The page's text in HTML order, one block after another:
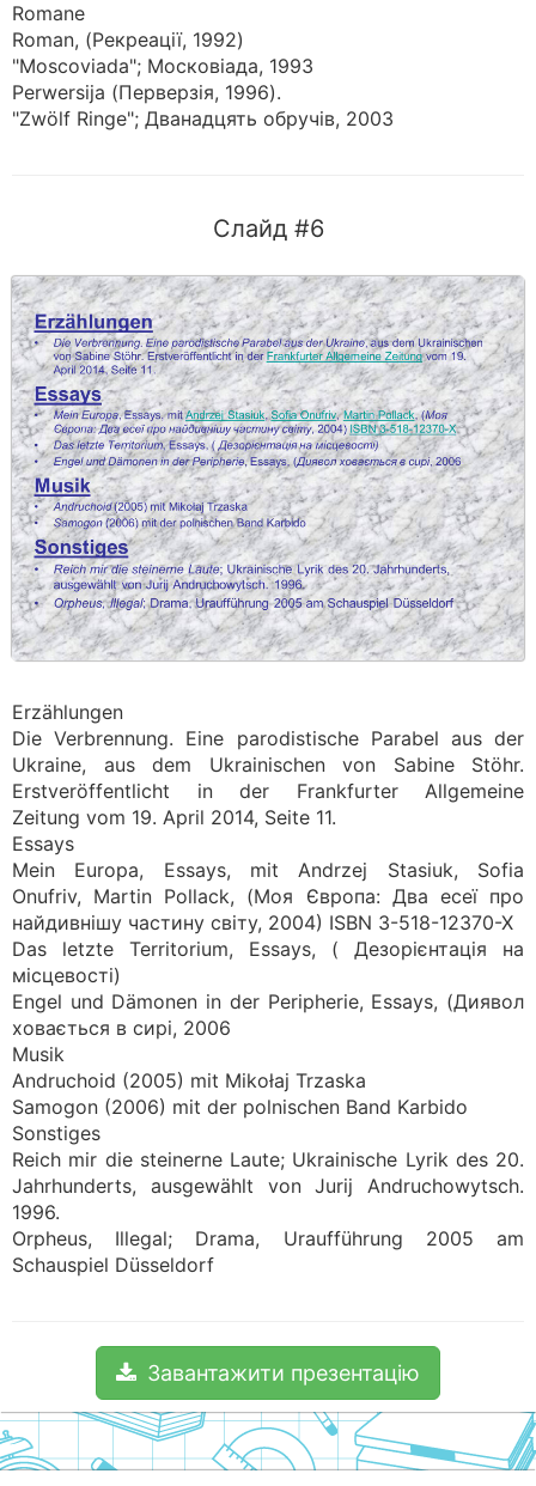
Romane
Roman, (Рекреації, 1992)
"Moscoviada"; Московіада, 1993
Perwersija (Перверзія, 1996).
"Zwölf Ringe"; Дванадцять обручів, 2003
Слайд #6
Erzählungen
Die Verbrennung. Eine parodistische Parabel aus der
Ukraine, aus dem Ukrainischen von Sabine Stöhr.
Erstveröffentlicht in der Frankfurter Allgemeine
Zeitung vom 19. April 2014, Seite 11.
Essays
Mein Europa, Essays, mit Andrzej Stasiuk, Sofia
Onufriv, Martin Pollack, (Моя Європа: Два есеї про
найдивнішу частину світу, 2004) ISBN 3-518-12370-X
Das letzte Territorium, Essays, ( Дезорієнтація на
місцевості)
Engel und Dämonen in der Peripherie, Essays, (Диявол
ховається в сирі, 2006
Musik
Andruchoid (2005) mit Mikołaj Trzaska
Samogon (2006) mit der polnischen Band Karbido
Sonstiges
Reich mir die steinerne Laute; Ukrainische Lyrik des 20.
Jahrhunderts, ausgewählt von Jurij Andruchowytsch.
1996.
Orpheus, Illegal; Drama, Uraufführung 2005 am
Schauspiel Düsseldorf
Завантажити презентацію